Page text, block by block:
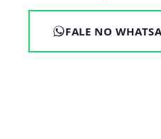
FALE NO